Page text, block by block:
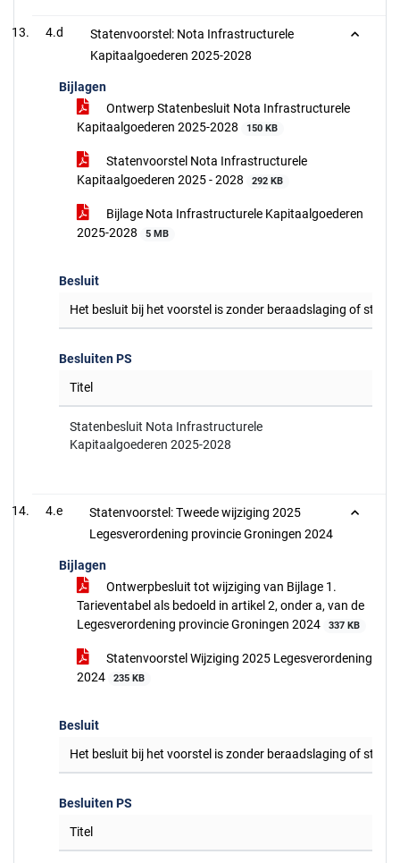
4.d
Statenvoorstel: Nota Infrastructurele
Kapitaalgoederen 2025-2028
Bijlagen
Ontwerp Statenbesluit Nota Infrastructurele
Kapitaalgoederen 2025-2028
150 KB
Statenvoorstel Nota Infrastructurele
Kapitaalgoederen 2025 - 2028
292 KB
Bijlage Nota Infrastructurele Kapitaalgoederen
2025-2028
5 MB
Besluit
Het besluit bij het voorstel is zonder beraadslaging of
Besluiten PS
Titel
Statenbesluit Nota Infrastructurele
Kapitaalgoederen 2025-2028
4.e
Statenvoorstel: Tweede wijziging 2025
Legesverordening provincie Groningen 2024
Bijlagen
Ontwerpbesluit tot wijziging van Bijlage 1.
Tarieventabel als bedoeld in artikel 2, onder a, van de
Legesverordening provincie Groningen 2024
337 KB
Statenvoorstel Wijziging 2025 Legesverordening
2024
235 KB
Besluit
Het besluit bij het voorstel is zonder beraadslaging of
Besluiten PS
Titel